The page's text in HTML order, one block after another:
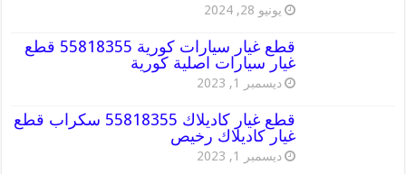
يونيو 28, 2024
قطع غيار سيارات كورية 55818355 قطع
غيار سيارات اصلية كورية
ديسمبر 1, 2023
قطع غيار كاديلاك 55818355 سكراب قطع
غيار كاديلاك رخيص
ديسمبر 1, 2023